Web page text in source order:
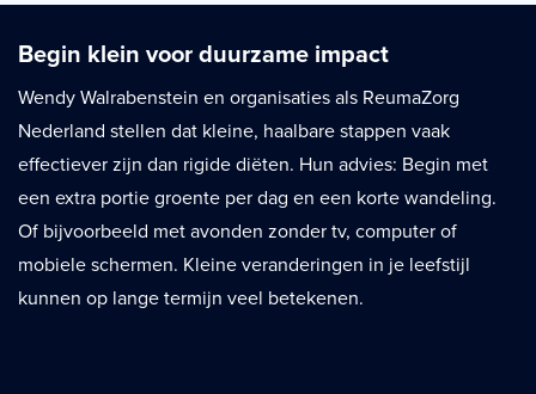
Begin klein voor duurzame impact
Wendy Walrabenstein en organisaties als ReumaZorg
Nederland stellen dat kleine, haalbare stappen vaak
effectiever zijn dan rigide diëten. Hun advies: Begin met
een extra portie groente per dag en een korte wandeling.
Of bijvoorbeeld met avonden zonder tv, computer of
mobiele schermen. Kleine veranderingen in je leefstijl
kunnen op lange termijn veel betekenen.